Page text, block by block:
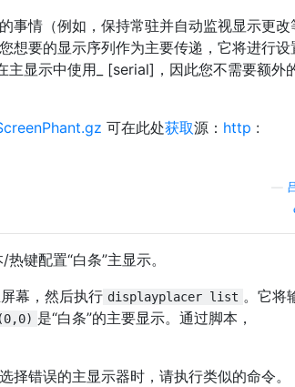
情（例如，保持常驻并自动监视显示更改
想要的显示序列作为主要传递，它将进行设
主显示中使用_ [serial]，因此您不需要额外
可在此处获取源： http :
键配置“白条”主显示。
幕，然后执行 displayplacer list 。它将
是“白条”的主要显示。通过脚本，
错误的主显示器时，请执行类似的命令。